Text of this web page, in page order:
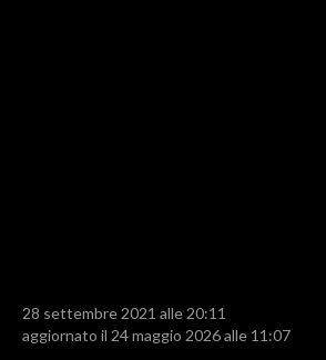
28 settembre 2021 alle 20:11
aggiornato il 24 maggio 2026 alle 11:07